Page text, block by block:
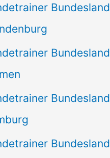
Bundesland
Bundesland
Bundesland
Bundesland